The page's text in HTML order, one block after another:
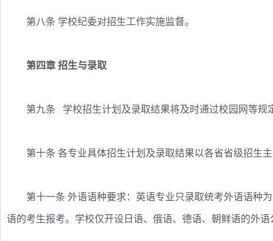
第八条 学校纪委对招生工作实施监督。
第四章 招生与录取
第九条 学校招生计划及录取结果将及时通过校园网等规
第十条 各专业具体招生计划及录取结果以各省省级招生主
第十一条 外语语种要求：英语专业只录取统考外语语种
语的考生报考。学校仅开设日语、俄语、德语、朝鲜语的外语